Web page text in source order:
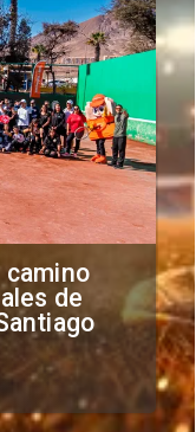
camino
de